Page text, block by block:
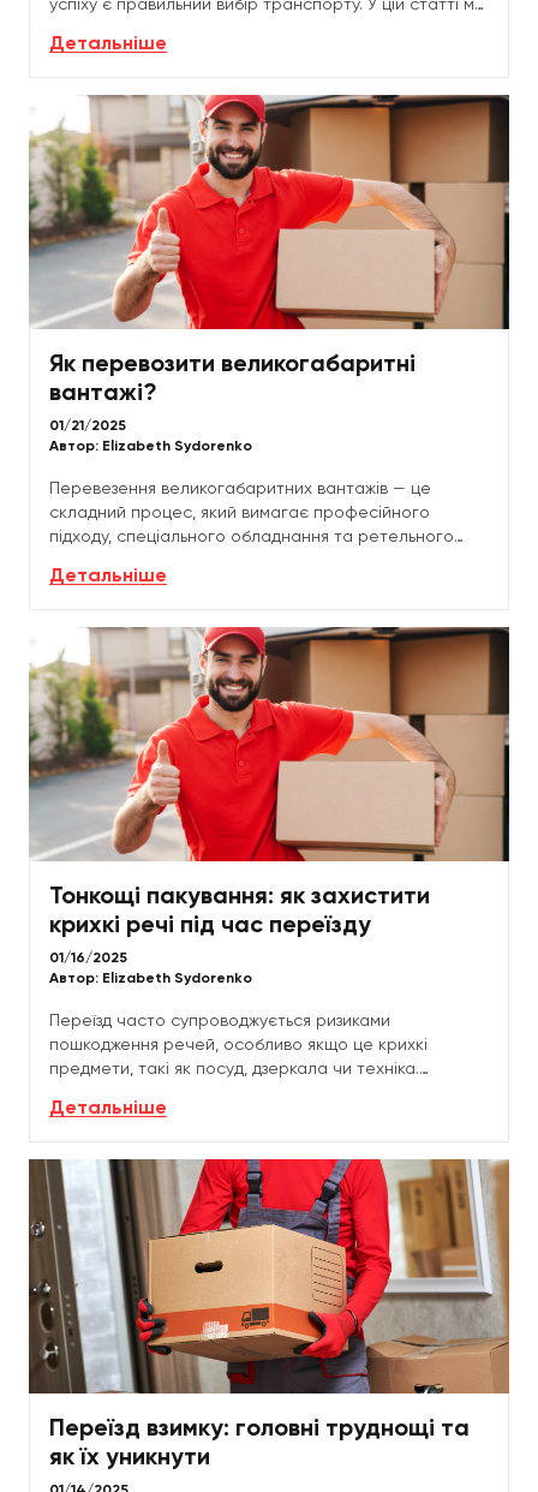
Детальніше
Як перевозити великогабаритні
вантажі?
01/21/2025
Автор: Elizabeth Sydorenko
Перевезення великогабаритних вантажів — це
складний процес, який вимагає професійного
підходу, спеціального обладнання та ретельного
обладнання...
Детальніше
Тонкощі пакування: як захистити
крихкі речі під час переїзду
01/16/2025
Автор: Elizabeth Sydorenko
Переїзд часто супроводжується ризиками
пошкодження речей, особливо якщо це крихкі
предмети, такі як посуд, дзеркала чи техніка.
забезпечити збереження...
Детальніше
Переїзд взимку: головні труднощі та
як їх уникнути